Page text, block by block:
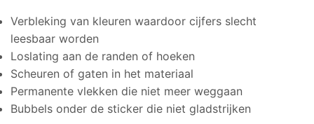
Verbleking van kleuren waardoor cijfers slecht
leesbaar worden
Loslating aan de randen of hoeken
Scheuren of gaten in het materiaal
Permanente vlekken die niet meer weggaan
Bubbels onder de sticker die niet gladstrijken